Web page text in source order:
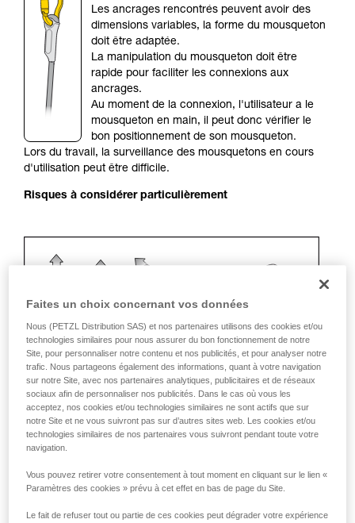
d’informations.
Maîtriser ces techniques nécessite une
formation et un entraînement spécifique. Validez
avec un professionnel votre capacité à refaire
la manipulation, seul, en toute sécurité, avant
de la reproduire en autonomie.
Nous donnons des exemples de techniques
liées à votre activité. Il peut en exister d’autres
que nous ne décrivons pas ici.
Les ancrages rencontrés peuvent avoir des
dimensions variables, la forme du mousqueton
doit être adaptée.
La manipulation du mousqueton doit être
rapide pour faciliter les connexions aux
ancrages.
Au moment de la connexion, l'utilisateur a le
mousqueton en main, il peut donc vérifier le
bon positionnement de son mousqueton.
Lors du travail, la surveillance des mousquetons en cours
d'utilisation peut être difficile.
Risques à considérer particulièrement
Recommandation de mousqueton et
accessoires
Utilisez un VERTIGO TWIST-LOCK avec un système
Faites un choix concernant vos données
Nous (PETZL Distribution SAS) et nos partenaires utilisons des cookies et/ou
technologies similaires pour nous assurer du bon fonctionnement de notre
Site, pour personnaliser notre contenu et nos publicités, et pour analyser notre
trafic. Nous partageons également des informations, quant à votre navigation
sur notre Site, avec nos partenaires analytiques, publicitaires et de réseaux
sociaux afin de personnaliser nos publicités. Dans le cas où vous les
acceptez, nos cookies et/ou technologies similaires ne sont actifs que sur
notre Site et ne vous suivront pas sur d’autres sites web. Les cookies et/ou
technologies similaires de nos partenaires vous suivront pendant toute votre
navigation.
Vous pouvez retirer votre consentement à tout moment en cliquant sur le lien «
Paramètres des cookies » prévu à cet effet en bas de page du Site.
Le fait de refuser tout ou partie de ces cookies peut dégrader votre expérience